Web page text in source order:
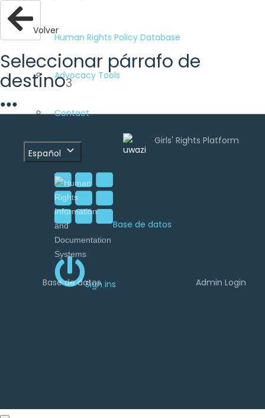
Human Rights Policy Database
Advocacy Tools
Contact
Español
Base de datos
Sign ins
Volver
Seleccionar párrafo de
destino3
●●●
Uwazi es
desarrollado
Base de datos Admin Login